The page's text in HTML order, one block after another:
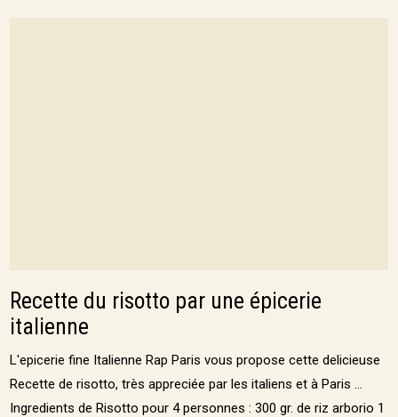
Recette du risotto par une épicerie
italienne
L'epicerie fine Italienne Rap Paris vous propose cette delicieuse
Recette de risotto, très appreciée par les italiens et à Paris ...
Ingredients de Risotto pour 4 personnes : 300 gr. de riz arborio 1